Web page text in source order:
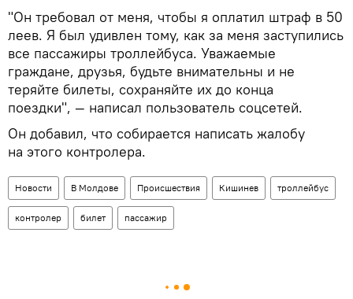
"Он требовал от меня, чтобы я оплатил штраф в 50
леев. Я был удивлен тому, как за меня заступились
все пассажиры троллейбуса. Уважаемые
граждане, друзья, будьте внимательны и не
теряйте билеты, сохраняйте их до конца
поездки", — написал пользователь соцсетей.
Он добавил, что собирается написать жалобу
на этого контролера.
Новости В Молдове Происшествия Кишинев троллейбус
контролер билет пассажир